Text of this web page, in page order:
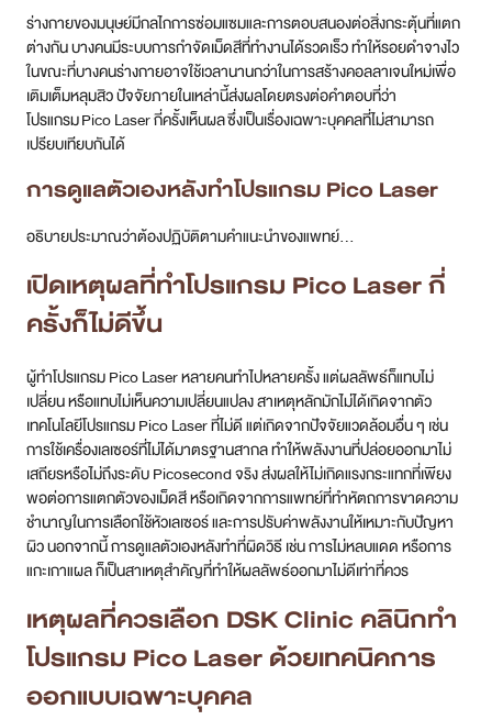
ร่างกายของมนุษย์มีกลไกการซ่อมแซมและการตอบสนองต่อสิ่งกระตุ้นที่แตก
ต่างกัน บางคนมีระบบการกำจัดเม็ดสีที่ทำงานได้รวดเร็ว ทำให้รอยดำจางไว
ในขณะที่บางคนร่างกายอาจใช้เวลานานกว่าในการสร้างคอลลาเจนใหม่เพื่อ
เติมเต็มหลุมสิว ปัจจัยภายในเหล่านี้ส่งผลโดยตรงต่อคำตอบที่ว่า
โปรแกรม Pico Laser กี่ครั้งเห็นผล ซึ่งเป็นเรื่องเฉพาะบุคคลที่ไม่สามารถ
เปรียบเทียบกันได้
การดูแลตัวเองหลังทำโปรแกรม Pico Laser
อธิบายประมาณว่าต้องปฏิบัติตามคำแนะนำของแพทย์…
เปิดเหตุผลที่ทำโปรแกรม Pico Laser กี่
ครั้งก็ไม่ดีขึ้น
ผู้ทำโปรแกรม Pico Laser หลายคนทำไปหลายครั้ง แต่ผลลัพธ์ก็แทบไม่
เปลี่ยน หรือแทบไม่เห็นความเปลี่ยนแปลง สาเหตุหลักมักไม่ได้เกิดจากตัว
เทคโนโลยีโปรแกรม Pico Laser ที่ไม่ดี แต่เกิดจากปัจจัยแวดล้อมอื่น ๆ เช่น
การใช้เครื่องเลเซอร์ที่ไม่ได้มาตรฐานสากล ทำให้พลังงานที่ปล่อยออกมาไม่
เสถียรหรือไม่ถึงระดับ Picosecond จริง ส่งผลให้ไม่เกิดแรงกระแทกที่เพียง
พอต่อการแตกตัวของเม็ดสี หรือเกิดจากการแพทย์ที่ทำหัตถการขาดความ
ชำนาญในการเลือกใช้หัวเลเซอร์ และการปรับค่าพลังงานให้เหมาะกับปัญหา
ผิว นอกจากนี้ การดูแลตัวเองหลังทำที่ผิดวิธี เช่น การไม่หลบแดด หรือการ
แกะเกาแผล ก็เป็นสาเหตุสำคัญที่ทำให้ผลลัพธ์ออกมาไม่ดีเท่าที่ควร
เหตุผลที่ควรเลือก DSK Clinic คลินิกทำ
โปรแกรม Pico Laser ด้วยเทคนิคการ
ออกแบบเฉพาะบุคคล